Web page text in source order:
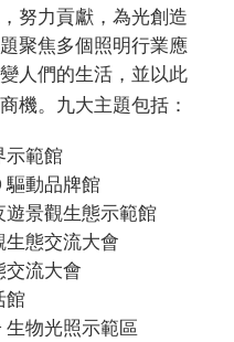
努力貢獻，為光創造
聚焦多個照明行業應
人們的生活，並以此
機。九大主題包括：
示範館
驅動品牌館
景觀生態示範館
態交流大會
交流大會
館
物光照示範區